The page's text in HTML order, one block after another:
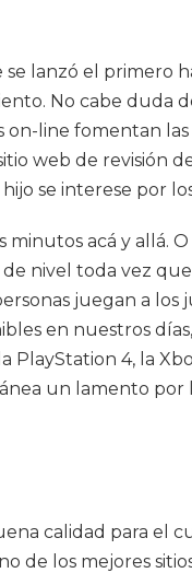
lanzó el primero
No cabe duda
on-line fomentan
web de revisión
se interese por
acá y allá. O
nivel toda vez
juegan a los
en nuestros
PlayStation 4, la
un lamento
calidad para el
de los mejores